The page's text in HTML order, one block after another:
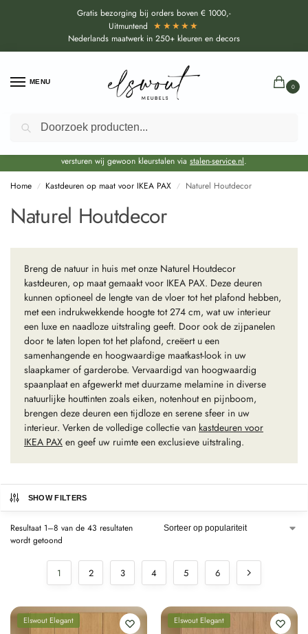
Gratis bezorging bij orders boven € 1000,-
Uitmuntend ★★★★★
Nederlands maatwerk in 250+ kleuren en decors
MENU
0
Door de bouwvakperiode geldt voor alle collecties momenteel een EXTRA
levertijd van circa 3-4 weken bovenop de reguliere levertijd.
versturen wij gewoon kleurstalen via stalen-service.nl.
Home / Kastdeuren op maat voor IKEA PAX / Naturel Houtdecor
Naturel Houtdecor
Breng de natuur in huis met onze Naturel Houtdecor
kastdeuren, op maat gemaakt voor IKEA PAX. Deze deuren
kunnen optioneel de lengte van de vloer tot het plafond hebben,
met een indrukwekkende hoogte tot 274 cm, wat uw interieur
een luxe en naadloze uitstraling geeft. Door ook de zijpanelen
door te laten lopen tot het plafond, creëert u een
samenhangende en hoogwaardige maatkast-look in uw
slaapkamer of garderobe. Vervaardigd van hoogwaardig
spaanplaat en afgewerkt met duurzame melamine in diverse
natuurlijke houttinten zoals eiken, notenhout en pijnboom,
brengen deze deuren een tijdloze en serene sfeer in uw
interieur. Verken de volledige collectie van kastdeuren voor
IKEA PAX en geef uw ruimte een exclusieve uitstraling.
SHOW FILTERS
Resultaat 1–8 van de 43 resultaten
wordt getoond
1 2 3 4 5 6
Elswout Elegant Elswout Elegant